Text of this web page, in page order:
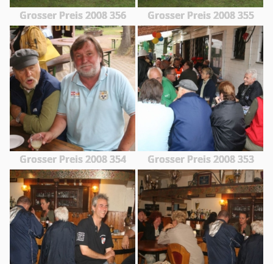
Grosser Preis 2008 356 Grosser Preis 2008 355
Grosser Preis 2008 354 Grosser Preis 2008 353